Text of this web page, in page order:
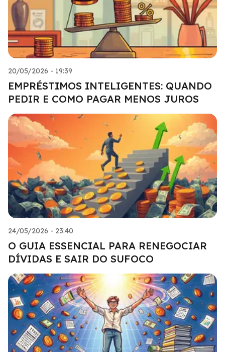
20/05/2026 - 19:39
EMPRÉSTIMOS INTELIGENTES: QUANDO
PEDIR E COMO PAGAR MENOS JUROS
24/05/2026 - 23:40
O GUIA ESSENCIAL PARA RENEGOCIAR
DÍVIDAS E SAIR DO SUFOCO